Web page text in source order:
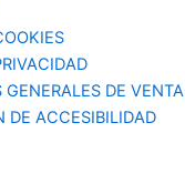
DE VENTA
DE ACCESIBILIDAD